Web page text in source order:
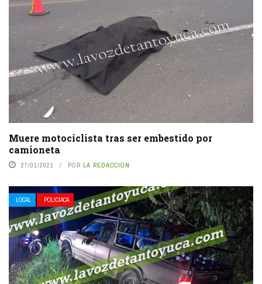
Muere motociclista tras ser embestido por
camioneta
27/01/2021 POR LA REDACCIÓN
LOCAL POLICIACA